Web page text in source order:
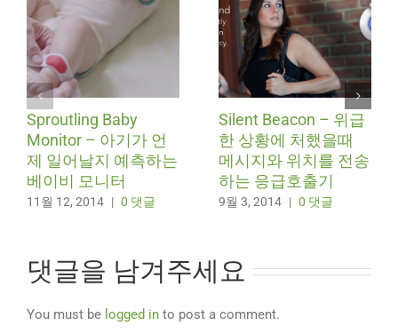
Sproutling Baby
Monitor – 아기가 언
제 일어날지 예측하는
베이비 모니터
11월 12, 2014 | 0 댓글
Silent Beacon – 위급
한 상황에 처했을때
메시지와 위치를 전송
하는 응급호출기
9월 3, 2014 | 0 댓글
댓글을 남겨주세요
You must be logged in to post a comment.